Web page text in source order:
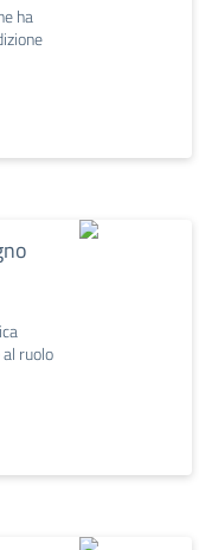
ha
ruolo